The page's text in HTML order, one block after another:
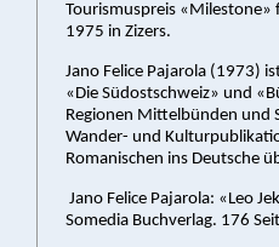
Tourismuspreis «Milestone»
1975 in Zizers.
Jano Felice Pajarola (1973)
«Die Südostschweiz» und
Regionen Mittelbünden und
Wander- und
Romanischen ins Deutsche
Jano Felice Pajarola: «Leo
Somedia Buchverlag. 176